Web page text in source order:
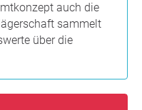
auch die
sammelt
über die